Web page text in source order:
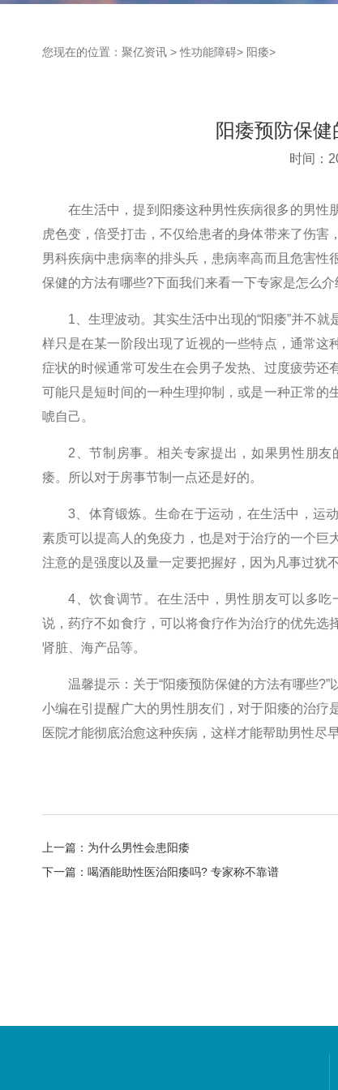
您现在的位置： 聚亿资讯 >性功能障碍> 阳痿>
阳痿预防保健
时间：
在生活中，提到阳痿这种男性疾病很多的男性
虎色变，倍受打击，不仅给患者的身体带来了伤
男科疾病中患病率的排头兵，患病率高而且危害
保健的方法有哪些?下面我们来看一下专家是怎么介
1、生理波动。其实生活中出现的“阳痿”并不
样只是在某一阶段出现了近视的一些特点，通常这
症状的时候通常可发生在会男子发热、过度疲劳
可能只是短时间的一种生理抑制，或是一种正常
唬自己。
2、节制房事。相关专家提出，如果男性朋
痿。所以对于房事节制一点还是好的。
3、体育锻炼。生命在于运动，在生活中，运
素质可以提高人的免疫力，也是对于治疗的一个
注意的是强度以及量一定要把握好，因为凡事过犹
4、饮食调节。在生活中，男性朋友可以多
说，药疗不如食疗，可以将食疗作为治疗的优先选
肾脏、海产品等。
温馨提示：关于“阳痿预防保健的方法有哪些
小编在引提醒广大的男性朋友们，对于阳痿的治
医院才能彻底治愈这种疾病，这样才能帮助男性尽
上一篇： 为什么男性会患阳痿
下一篇： 喝酒能助性医治阳痿吗? 专家称不靠谱